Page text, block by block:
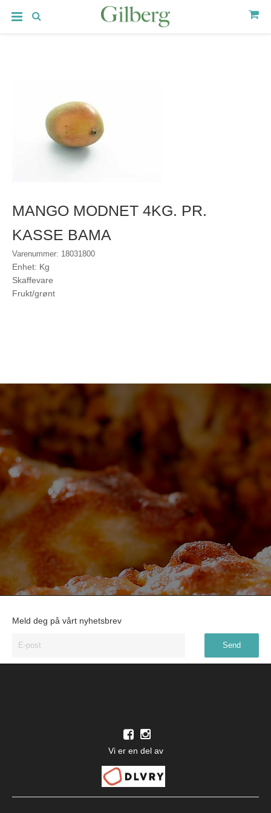
MANGO MODNET 4KG. PR.
KASSE BAMA
Varenummer: 18031800
Enhet: Kg
Skaffevare
Frukt/grønt
Meld deg på vårt nyhetsbrev
Vi er en del av